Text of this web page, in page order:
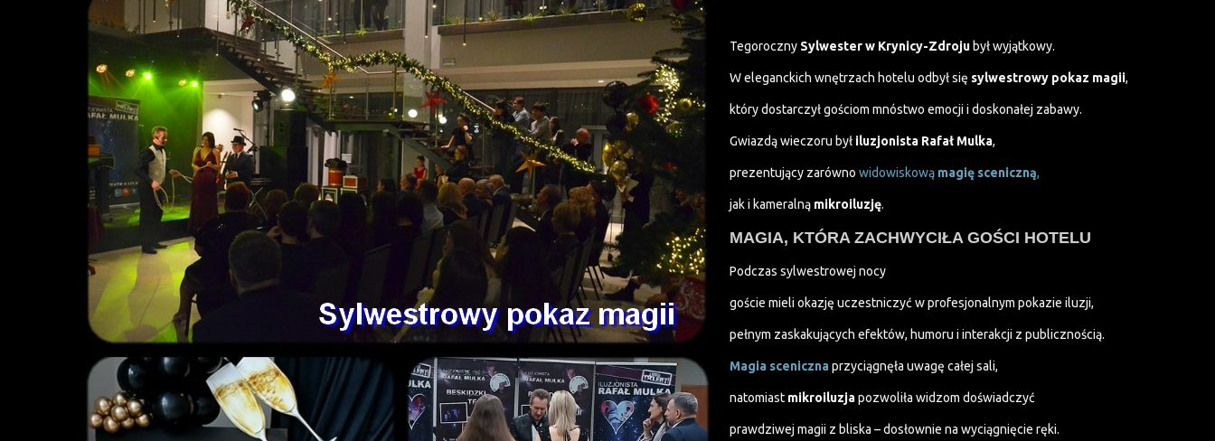
Tegoroczny Sylwester w Krynicy-Zdroju był wyjątkowy.
W eleganckich wnętrzach hotelu odbył się sylwestrowy pokaz magii,
który dostarczył gościom mnóstwo emocji i doskonałej zabawy.
Gwiazdą wieczoru był iluzjonista Rafał Mulka,
prezentujący zarówno widowiskową magię sceniczną,
jak i kameralną mikroiluzję.
MAGIA, KTÓRA ZACHWYCIŁA GOŚCI HOTELU
Podczas sylwestrowej nocy
goście mieli okazję uczestniczyć w profesjonalnym pokazie iluzji,
pełnym zaskakujących efektów, humoru i interakcji z publicznością.
Magia scenicznaprzyciągnęła uwagę całej sali,
natomiast mikroiluzjapozwoliła widzom doświadczyć
prawdziwej magii z bliska – dosłownie na wyciągnięcie ręki.